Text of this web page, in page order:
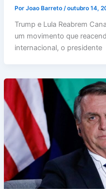
Por Joao Barreto /outubro 14,
Trump e Lula Reabrem
um movimento que
internacional, o presidente